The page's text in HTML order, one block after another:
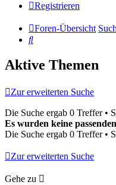
Registrieren
Foren-Übersicht
Suche
Aktive Themen
Zur erweiterten Suche
Die Suche ergab 0 Treffer •
Es wurden keine
Die Suche ergab 0 Treffer •
Zur erweiterten Suche
Gehe zu